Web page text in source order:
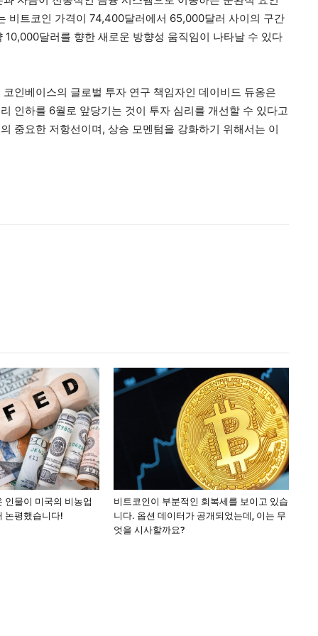
비트코인 가격이 74,400달러에서 65,000달러 사이의 구간
달러를 향한 새로운 방향성 움직임이 나타날 수 있다
인베이스의 글로벌 투자 연구 책임자인 데이비드 듀옹은
인하를 6월로 앞당기는 것이 투자 심리를 개선할 수 있다고
중요한 저항선이며, 상승 모멘텀을 강화하기 위해서는 이
인물이 미국의 비농업
논평했습니다!
비트코인이 부분적인 회복세를 보이고 있습
니다. 옵션 데이터가 공개되었는데, 이는 무
엇을 시사할까요?